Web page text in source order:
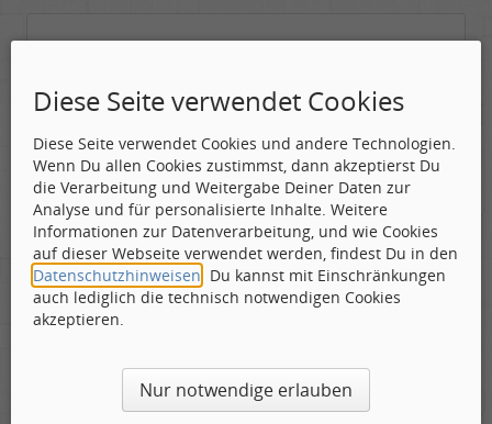
Suchwörter:
werden soll.
Nach allen angegebenen Begriffen suchen.
Mindestens ein Begriff muss vorhanden sein.
Suche nach Benutzer:
Hier kannst Du (optional) nach einem Benutzer suchen, der den
Beitrag verfasst hat. Du kannst den * als Jokerzeichen benutzen, um
ähnliche Nutzernamen zu finden.
Die Visuelle Bestätigung hilft dabei automatische Spambots
und Scripte von den Diensten dieses Forums abzuhalten.
Derartige Scripte sind normalerweise nicht in der Lage den
Diese Seite verwendet Cookies
Diese Seite verwendet Cookies und andere Technologien.
Wenn Du allen Cookies zustimmst, dann akzeptierst Du
die Verarbeitung und Weitergabe Deiner Daten zur
Analyse und für personalisierte Inhalte. Weitere
Informationen zur Datenverarbeitung, und wie Cookies
auf dieser Webseite verwendet werden, findest Du in den
Datenschutzhinweisen . Du kannst mit Einschränkungen
auch lediglich die technisch notwendigen Cookies
akzeptieren.
Nur notwendige erlauben